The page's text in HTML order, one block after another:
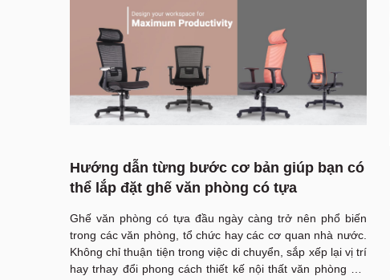
cần thiết hiện nay của một không gian văn phòng
Hướng dẫn từng bước cơ bản giúp bạn có
thể lắp đặt ghế văn phòng có tựa
Ghế văn phòng có tựa đầu ngày càng trở nên phổ biến
trong các văn phòng, tổ chức hay các cơ quan nhà nước.
Không chỉ thuận tiện trong việc di chuyển, sắp xếp lại vị trí
hay trhay đổi phong cách thiết kế nội thất văn phòng mà